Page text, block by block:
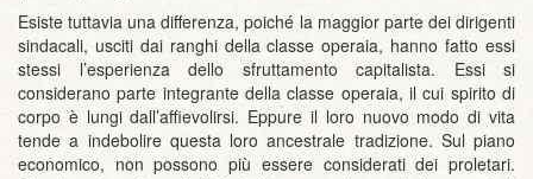
Esiste tuttavia una differenza, poiché la maggior parte dei dirigenti
sindacali, usciti dai ranghi della classe operaia, hanno fatto essi
stessi l’esperienza dello sfruttamento capitalista. Essi si
considerano parte integrante della classe operaia, il cui spirito di
corpo è lungi dall’affievolirsi. Eppure il loro nuovo modo di vita
tende a indebolire questa loro ancestrale tradizione. Sul piano
economico, non possono più essere considerati dei proletari.